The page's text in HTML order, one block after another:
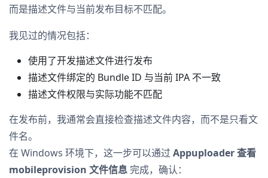
而是描述文件与当前发布目标不匹配。
我见过的情况包括：
使用了开发描述文件进行发布
描述文件绑定的 Bundle ID 与当前 IPA 不一致
描述文件权限与实际功能不匹配
在发布前，我通常会直接检查描述文件内容，而不是只看文
件名。
在 Windows 环境下，这一步可以通过 Appuploader 查看
mobileprovision 文件信息 完成，确认：